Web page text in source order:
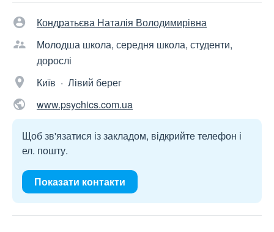
Кондратьєва Наталія Володимирівна
Молодша школа, середня школа, студенти,
дорослі
Київ · Лівий берег
www.psychics.com.ua
Щоб зв'язатися із закладом, відкрийте телефон і
ел. пошту.
Показати контакти